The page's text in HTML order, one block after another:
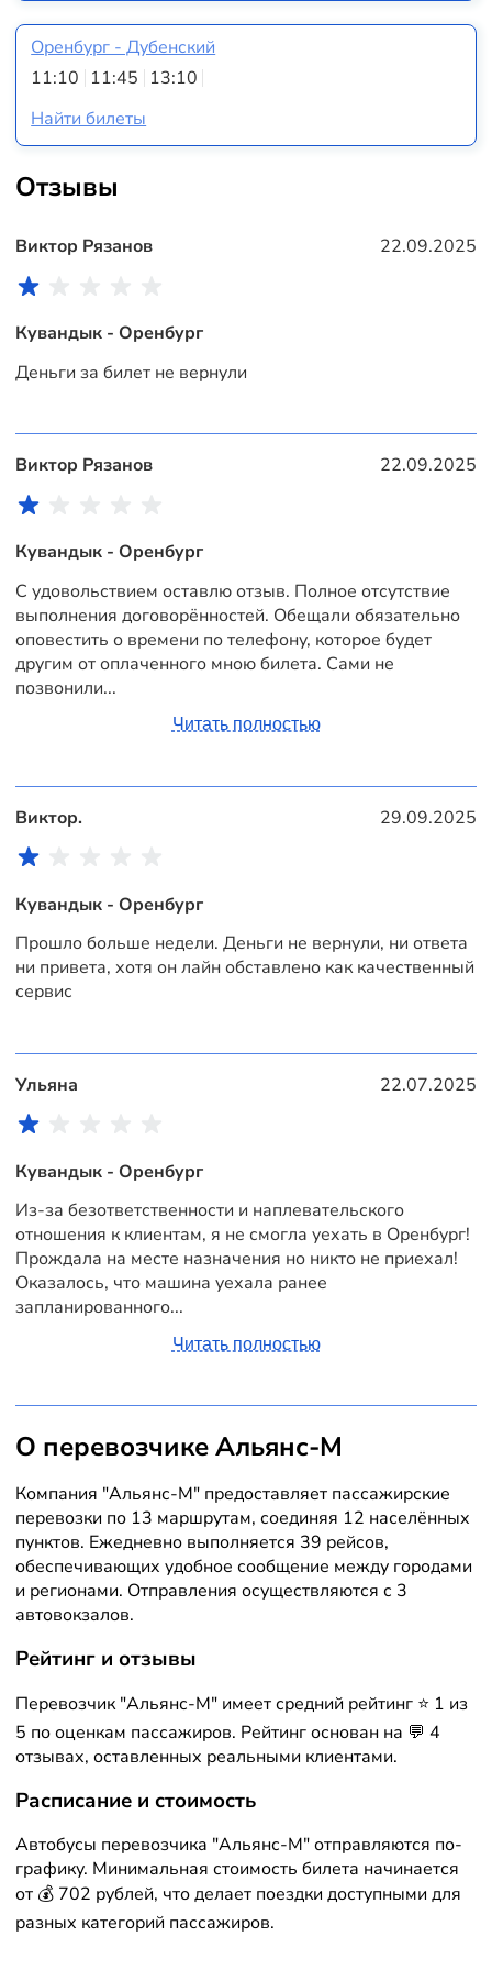
Оренбург - Дубенский
11:10 11:45 13:10
Найти билеты
Отзывы
Виктор Рязанов 22.09.2025
Кувандык - Оренбург
Деньги за билет не вернули
Виктор Рязанов 22.09.2025
Кувандык - Оренбург
С удовольствием оставлю отзыв. Полное отсутствие
выполнения договорённостей. Обещали обязательно
оповестить о времени по телефону, которое будет
другим от оплаченного мною билета. Сами не
позвонили...
Читать полностью
Виктор. 29.09.2025
Кувандык - Оренбург
Прошло больше недели. Деньги не вернули, ни ответа
ни привета, хотя он лайн обставлено как качественный
сервис
Ульяна 22.07.2025
Кувандык - Оренбург
Из-за безответственности и наплевательского
отношения к клиентам, я не смогла уехать в Оренбург!
Прождала на месте назначения но никто не приехал!
Оказалось, что машина уехала ранее
запланированного...
Читать полностью
О перевозчике Альянс-М
Компания "Альянс-М" предоставляет пассажирские
перевозки по 13 маршрутам, соединяя 12 населённых
пунктов. Ежедневно выполняется 39 рейсов,
обеспечивающих удобное сообщение между городами
и регионами. Отправления осуществляются с 3
автовокзалов.
Рейтинг и отзывы
Перевозчик "Альянс-М" имеет средний рейтинг ⭐ 1 из
5 по оценкам пассажиров. Рейтинг основан на 💬 4
отзывах, оставленных реальными клиентами.
Расписание и стоимость
Автобусы перевозчика "Альянс-М" отправляются по-
графику. Минимальная стоимость билета начинается
от 💰 702 рублей, что делает поездки доступными для
разных категорий пассажиров.